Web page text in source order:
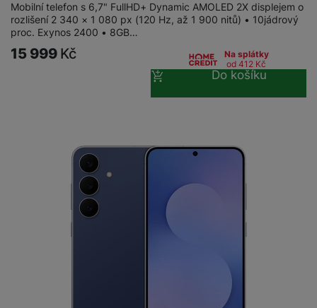
Mobilní telefon s 6,7" FullHD+ Dynamic AMOLED 2X displejem o
rozlišení 2 340 × 1 080 px (120 Hz, až 1 900 nitů) • 10jádrový
proc. Exynos 2400 • 8GB…
15 999 Kč
Na splátky
od 412 Kč
Do košíku